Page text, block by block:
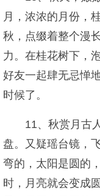
月，浓浓的月份，
秋，点缀着整个漫
力。在桂花树下，
好友一起肆无忌惮
时候了。
11、秋赏月古
盘。又疑瑶台镜，
弯的，太阳是圆的
时，月亮就会变成